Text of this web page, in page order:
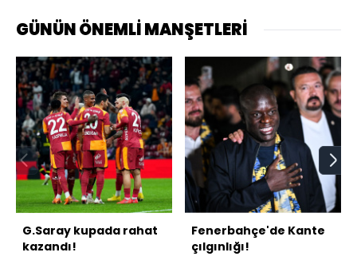
GÜNÜN ÖNEMLİ MANŞETLERİ
G.Saray kupada rahat
kazandı!
Fenerbahçe'de Kante
çılgınlığı!